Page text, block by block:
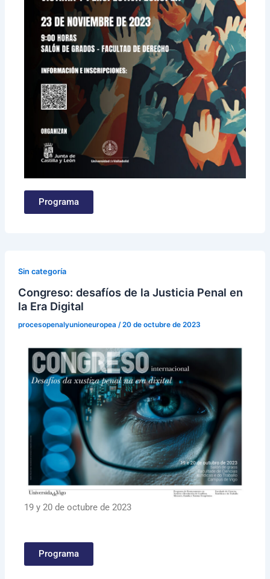
Programa
Sin categoría
Congreso: desafíos de la Justicia Penal en
la Era Digital
procesopenalyunioneuropea /20 de octubre de 2023
19 y 20 de octubre de 2023
Programa